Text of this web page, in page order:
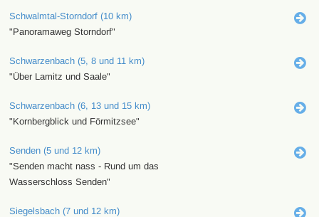
Schwalmtal-Storndorf (10 km)
"Panoramaweg Storndorf"
Schwarzenbach (5, 8 und 11 km)
"Über Lamitz und Saale"
Schwarzenbach (6, 13 und 15 km)
"Kornbergblick und Förmitzsee"
Senden (5 und 12 km)
"Senden macht nass - Rund um das
Wasserschloss Senden"
Siegelsbach (7 und 12 km)